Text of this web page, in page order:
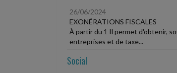
26/06/2024
EXONÉRATIONS FISCALES
À partir du 1 Il permet d'obtenir,
entreprises et de taxe...
Social